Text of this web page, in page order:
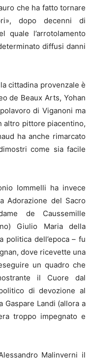
che ha fatto tornare
dopo decenni di
quale l’arrotolamento
diffusi danni
cittadina provenzale è
de Beaux Arts, Yohan
di Viganoni ma
altro pittore piacentino,
ha anche rimarcato
come sia facile
Iommelli ha invece
Adorazione del Sacro
de Caussemille
Giulio Maria della
politica dell’epoca – fu
dove ricevette una
un quadro che
il Cuore dal
di devozione al
Gaspare Landi (allora a
troppo impegnato e
Malinverni il